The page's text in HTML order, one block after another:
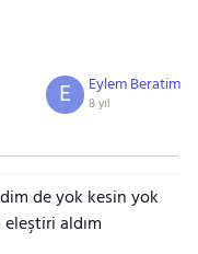
Eylem Beratim
8 yıl
E
de yok kesin yok
aldım